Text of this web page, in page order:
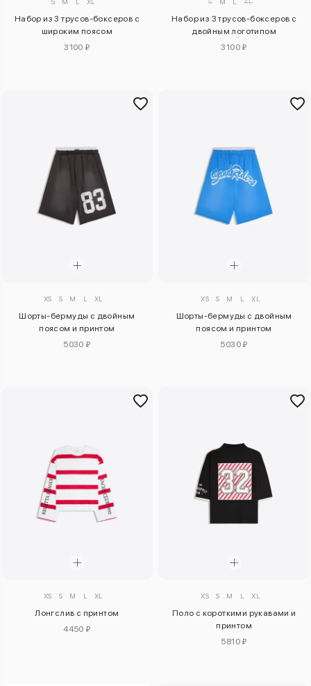
Набор из 3 трусов-боксеров с
широким поясом
3100 ₽
Набор из 3 трусов-боксеров с
двойным логотипом
3100 ₽
XS S M L XL
Шорты-бермуды с двойным
поясом и принтом
5030 ₽
XS S M L XL
Шорты-бермуды с двойным
поясом и принтом
5030 ₽
XS S M L XL
Лонгслив с принтом
4450 ₽
XS S M L XL
Поло с короткими рукавами и
принтом
5810 ₽